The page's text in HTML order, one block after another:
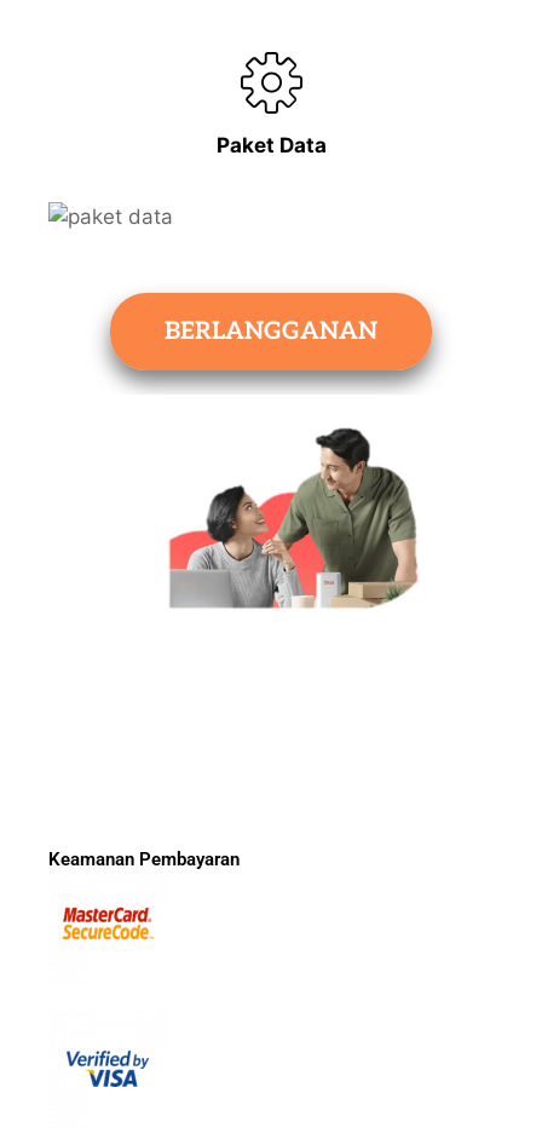
Paket Data
BERLANGGANAN
Keamanan Pembayaran